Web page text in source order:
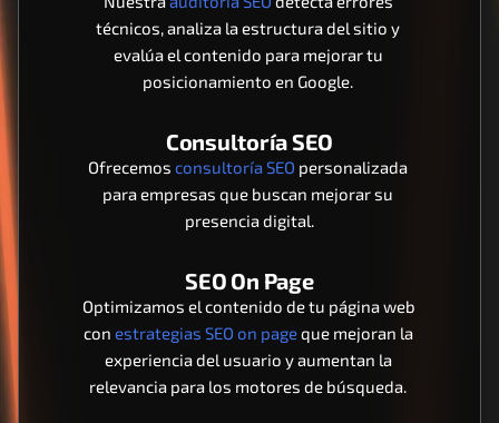
técnicos, analiza la estructura del sitio y
evalúa el contenido para mejorar tu
posicionamiento en Google.
Consultoría SEO
Ofrecemos consultoría SEO personalizada
para empresas que buscan mejorar su
presencia digital.
SEO On Page
Optimizamos el contenido de tu página web
con estrategias SEO on page que mejoran la
experiencia del usuario y aumentan la
relevancia para los motores de búsqueda.